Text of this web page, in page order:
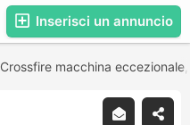
Inserisci un annuncio
Crossfire macchina